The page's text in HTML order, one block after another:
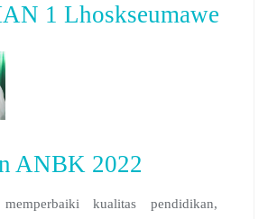
1 Lhoskseumawe
ANBK 2022
kualitas pendidikan,